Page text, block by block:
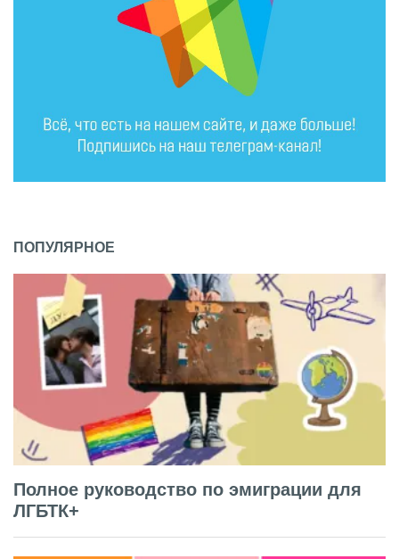
ПОПУЛЯРНОЕ
Полное руководство по эмиграции для
ЛГБТК+